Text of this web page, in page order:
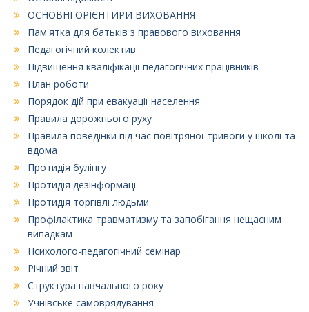
ОСНОВНІ ОРІЄНТИРИ ВИХОВАННЯ
Пам'ятка для батьків з правового виховання
Педагогічний колектив
Підвищення кваліфікації педагогічних працівників
План роботи
Порядок дій при евакуації населення
Правила дорожнього руху
Правила поведінки під час повітряної тривоги у школі та
вдома
Протидія булінгу
Протидія дезінформації
Протидія торгівлі людьми
Профілактика травматизму та запобігання нещасним
випадкам
Психолого-педагогічний семінар
Річний звіт
Структура навчального року
Учнівське самоврядування